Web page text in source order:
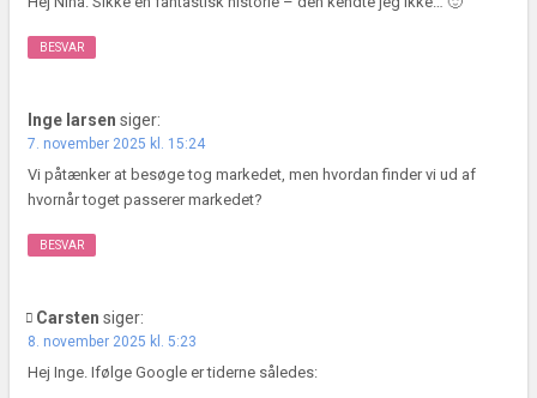
BESVAR
Inge larsen siger:
7. november 2025 kl. 15:24
Vi påtænker at besøge tog markedet, men hvordan finder vi ud af
hvornår toget passerer markedet?
BESVAR
Carsten siger:
8. november 2025 kl. 5:23
Hej Inge. Ifølge Google er tiderne således: